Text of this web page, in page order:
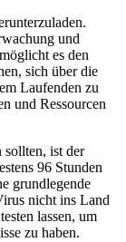
und
es den
sich über die
Laufenden zu
und Ressourcen
sollten, ist der
96 Stunden
grundlegende
nicht ins Land
lassen, um
zu haben.